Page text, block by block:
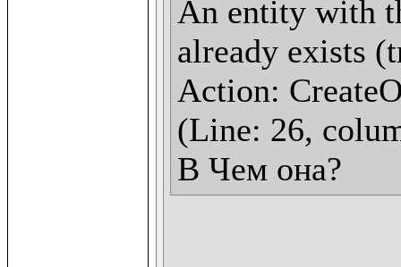
An entity with
already exists
Action:
(Line: 26,
В Чем она?